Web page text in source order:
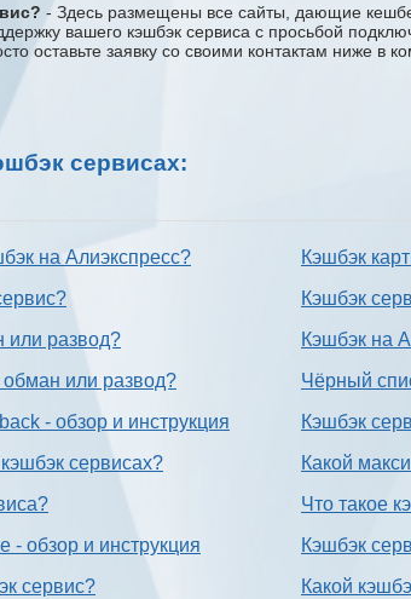
- Здесь размещены все сайты, дающие
вашего кэшбэк сервиса с проcьбой
оставьте заявку со своими контактам ниже
сервисах:
на Алиэкспресс?
или развод?
или развод?
- обзор и инструкция
сервисах?
- обзор и инструкция
сервис?
Кэшбэк
Кэшбэк
Кэшбэк на
Чёрный
Кэшбэк
Какой
Что такое
Кэшбэк
Какой